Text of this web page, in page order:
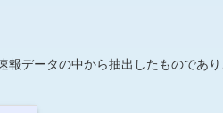
データの中から抽出したものであ